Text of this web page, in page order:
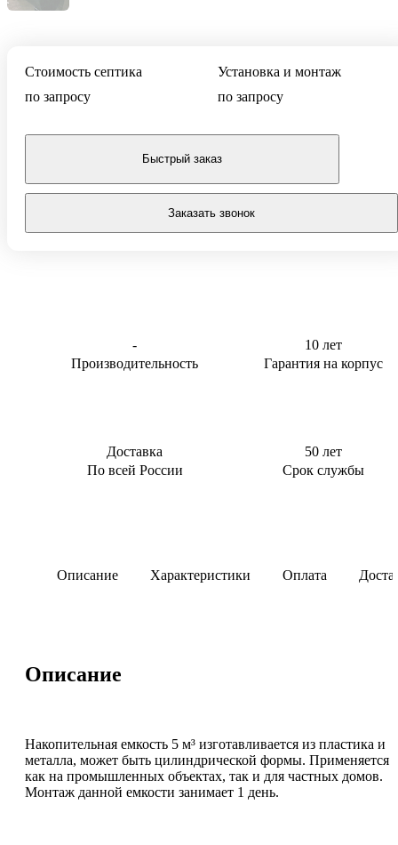
центра
0,8 м3/сут
2.4 м3/сут
Стоимость септика
по запросу
Быстрый заказ
Заказать звонок
Установка и монтаж
по запросу
-
Производительность
10 лет
Гарантия на корпус
Доставка
По всей России
50 лет
Срок службы
Описание Характеристики Оплата
Описание
Накопительная емкость 5 м³ изготавливается из пластика и
металла, может быть цилиндрической формы. Применяется
как на промышленных объектах, так и для частных домов.
Монтаж данной емкости занимает 1 день.